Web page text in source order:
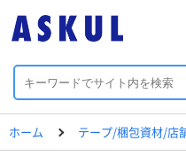
ホーム テープ/梱包資材/店